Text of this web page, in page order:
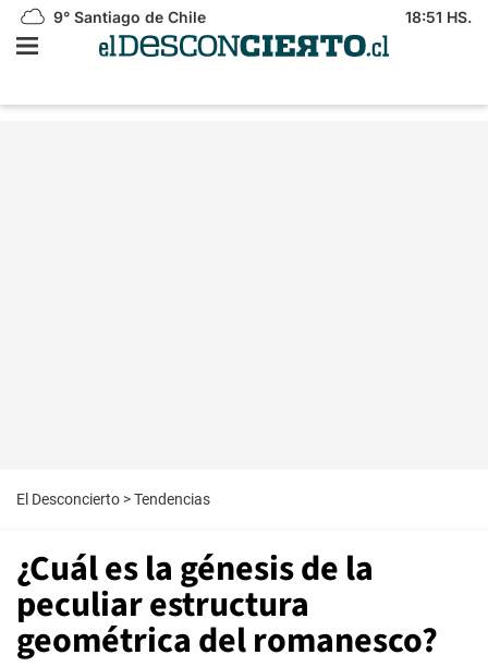
9° Santiago de Chile 18:51 HS.
El Desconcierto >Tendencias
¿Cuál es la génesis de la
peculiar estructura
geométrica del romanesco?